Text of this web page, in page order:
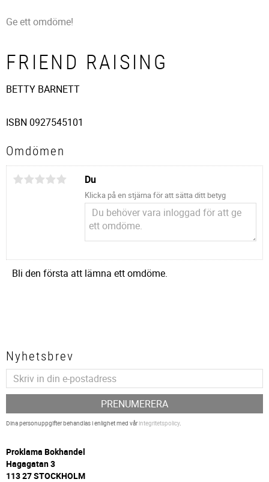
Ge ett omdöme!
FRIEND RAISING
BETTY BARNETT
ISBN 0927545101
Omdömen
Du
Klicka på en stjärna för att sätta ditt betyg
Bli den första att lämna ett omdöme.
Nyhetsbrev
PRENUMERERA
Dina personuppgifter behandlas i enlighet med vårintegritetspolicy.
Proklama Bokhandel
Hagagatan 3
113 27 STOCKHOLM